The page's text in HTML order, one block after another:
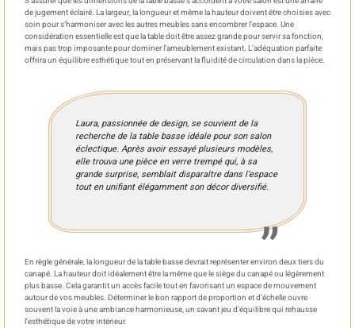
de jugement éclairé. La largeur, la longueur et même la hauteur doivent être choisies avec
soin pour s’harmoniser avec les autres meubles sans encombrer l’espace. Une
considération essentielle est que la table doit être assez grande pour servir sa fonction,
mais pas trop imposante pour dominer l’ameublement existant. L’adéquation parfaite
offrira un équilibre esthétique tout en préservant la fluidité de circulation dans la pièce.
Laura, passionnée de design, se souvient de la
recherche de la table basse idéale pour son salon
éclectique. Après avoir essayé plusieurs modèles,
elle trouva une pièce en verre trempé qui, à sa
grande surprise, semblait disparaître dans l’espace
tout en unifiant élégamment son décor diversifié.
En règle générale, la longueur de la table basse devrait représenter environ deux tiers du
canapé. La hauteur doit idéalement être la même que le siège du canapé ou légèrement
plus basse. Cela garantit un accès facile tout en favorisant un espace de mouvement
autour de vos meubles. Déterminer le bon rapport de proportion et d’échelle ouvre
souvent la voie à une ambiance harmonieuse, un savant jeu d’équilibre qui rehausse
l’esthétique de votre intérieur.